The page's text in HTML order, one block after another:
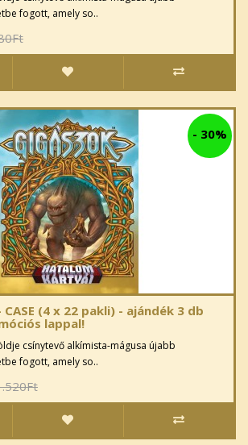
fogott, amely so..
- 30%
CASE (4 x 22 pakli) - ajándék 3 db
lappal!
csínytevő alkímista-mágusa újabb
fogott, amely so..